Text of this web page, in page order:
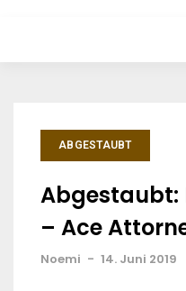
ABGESTAUBT
Abgestaubt:
– Ace
Noemi - 14. Juni 2019